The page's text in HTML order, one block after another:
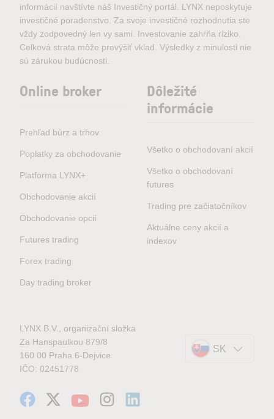
informácií navštívte náš Investičný portál. LYNX neposkytuje
investičné poradenstvo. Za svoje investičné rozhodnutia ste
vždy zodpovedný len vy sami. Investovanie zahŕňa riziko.
Celková strata môže prevýšiť vklad. Výsledky z minulosti nie
sú zárukou budúcnosti.
Online broker
Prehľad búrz a trhov
Poplatky za obchodovanie
Platforma LYNX+
Obchodovanie akcií
Obchodovanie opcií
Futures trading
Forex trading
Day trading broker
Dôležité
informácie
Všetko o obchodovaní akcií
Všetko o obchodovaní
futures
Trading pre začiatočníkov
Aktuálne ceny akcií a
indexov
LYNX B.V., organizační složka
Za Hanspaulkou 879/8
160 00 Praha 6-Dejvice
IČO: 02451778
SK